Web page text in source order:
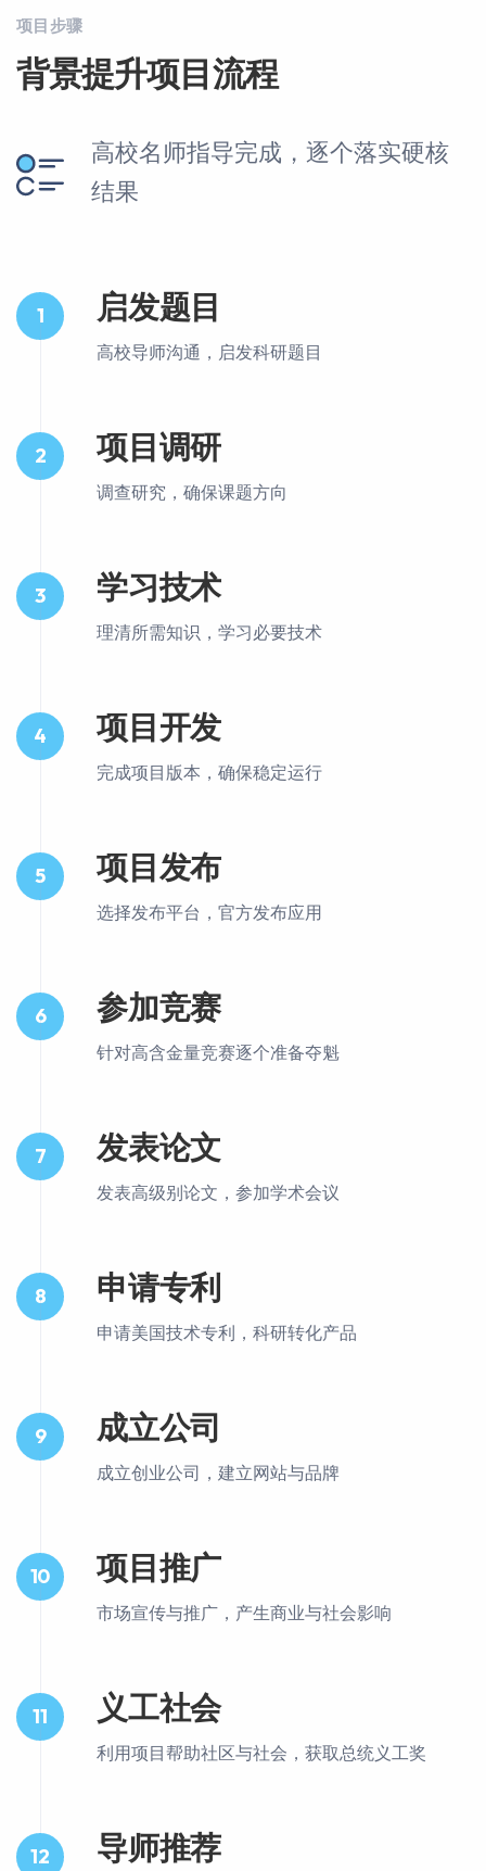
项目步骤
背景提升项目流程
高校名师指导完成，逐个落实硬核
结果
1 启发题目
高校导师沟通，启发科研题目
2 项目调研
调查研究，确保课题方向
3 学习技术
理清所需知识，学习必要技术
4 项目开发
完成项目版本，确保稳定运行
5 项目发布
选择发布平台，官方发布应用
6 参加竞赛
针对高含金量竞赛逐个准备夺魁
7 发表论文
发表高级别论文，参加学术会议
8 申请专利
申请美国技术专利，科研转化产品
9 成立公司
成立创业公司，建立网站与品牌
10 项目推广
市场宣传与推广，产生商业与社会影响
11 义工社会
利用项目帮助社区与社会，获取总统义工奖
12 导师推荐